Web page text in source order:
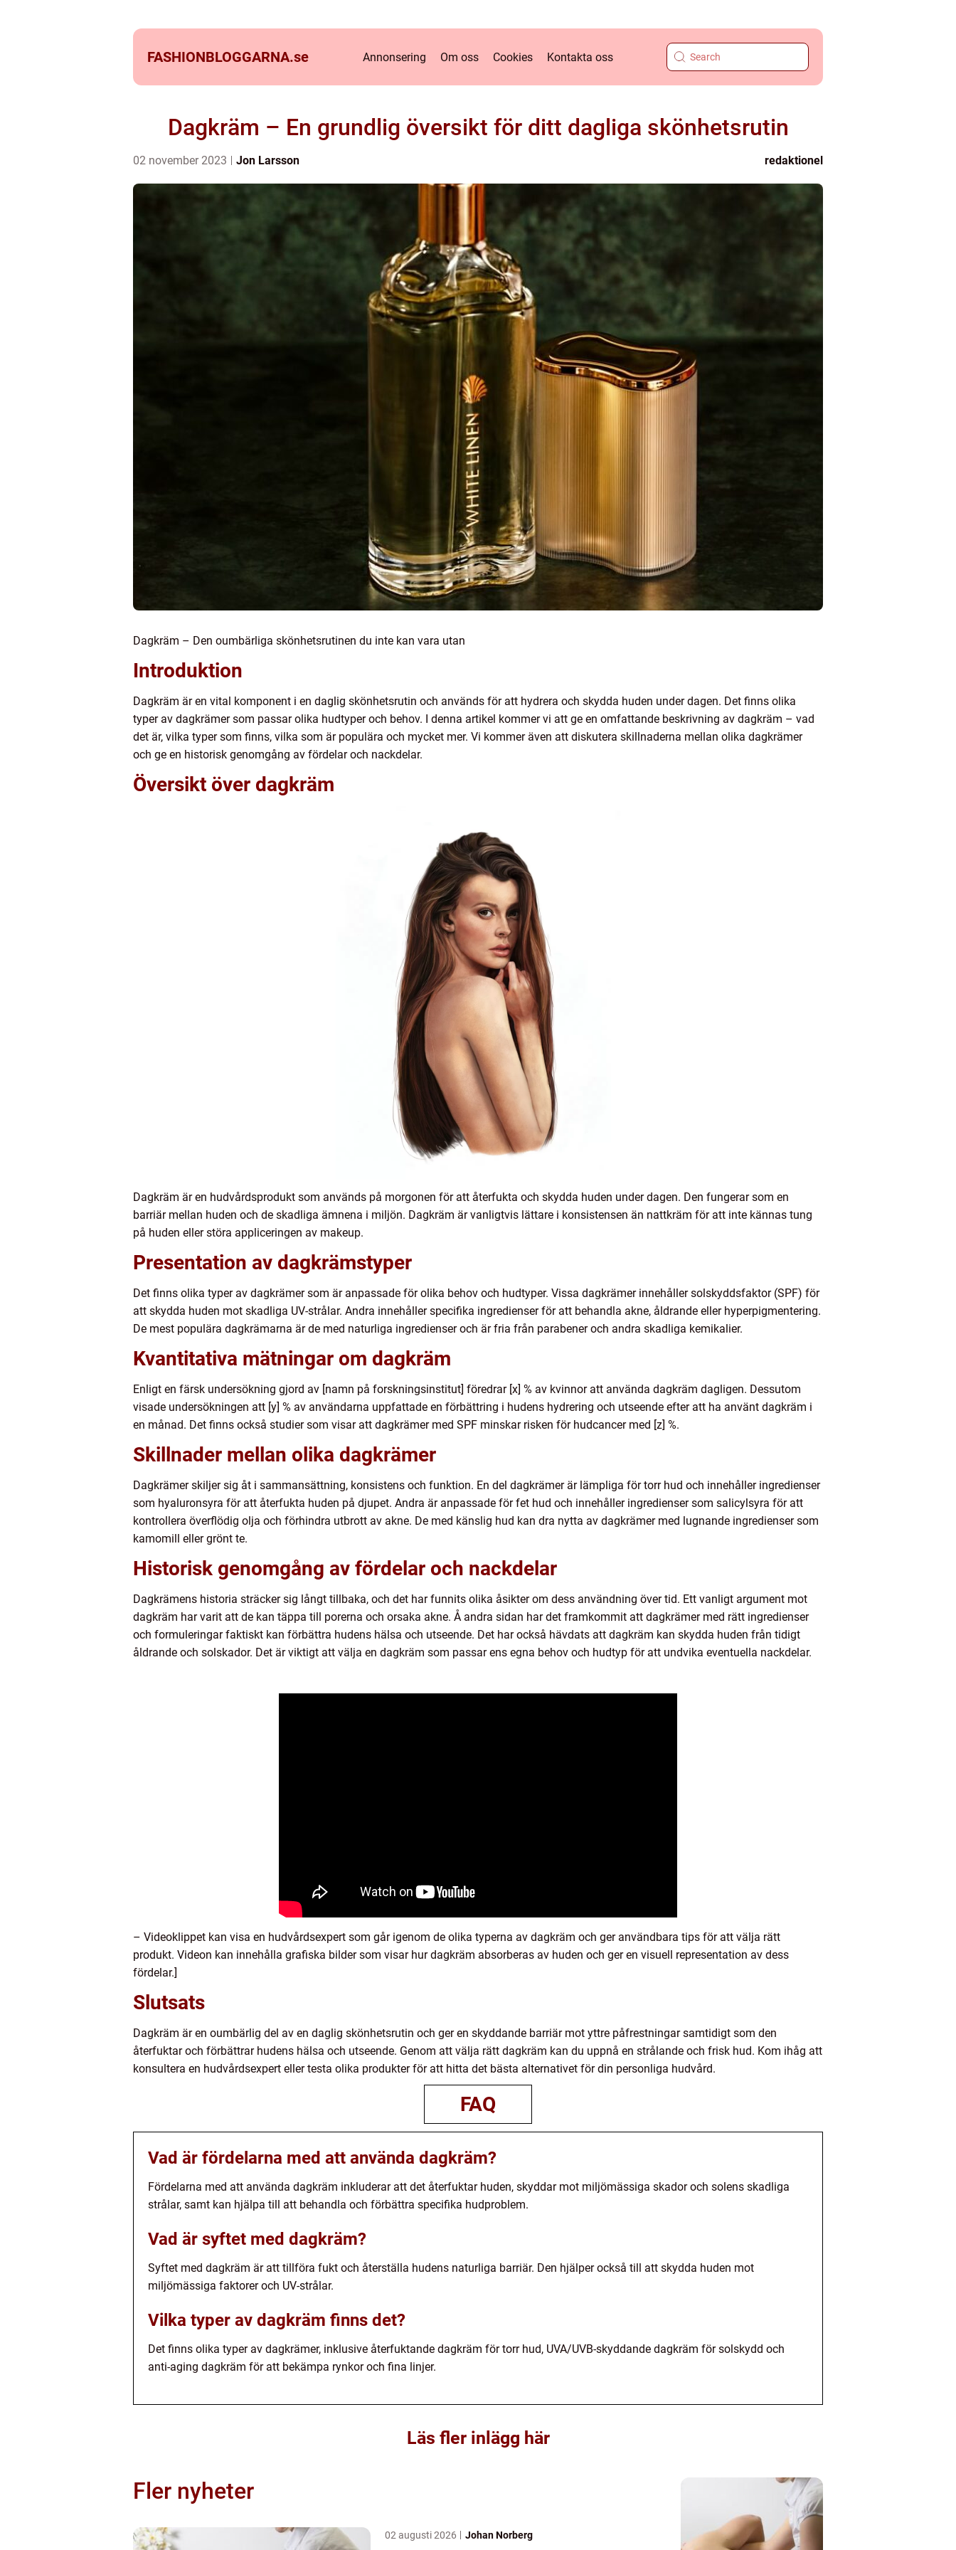
FASHIONBLOGGARNA.se Annonsering Om oss Cookies Kontakta oss
Dagkräm – En grundlig översikt för ditt dagliga skönhetsrutin
02 november 2023 Jon Larsson redaktionel
Dagkräm – Den oumbärliga skönhetsrutinen du inte kan vara utan
Introduktion
Dagkräm är en vital komponent i en daglig skönhetsrutin och används för att hydrera och skydda huden under dagen. Det finns olika
typer av dagkrämer som passar olika hudtyper och behov. I denna artikel kommer vi att ge en omfattande beskrivning av dagkräm – vad
det är, vilka typer som finns, vilka som är populära och mycket mer. Vi kommer även att diskutera skillnaderna mellan olika dagkrämer
och ge en historisk genomgång av fördelar och nackdelar.
Översikt över dagkräm
Dagkräm är en hudvårdsprodukt som används på morgonen för att återfukta och skydda huden under dagen. Den fungerar som en
barriär mellan huden och de skadliga ämnena i miljön. Dagkräm är vanligtvis lättare i konsistensen än nattkräm för att inte kännas tung
på huden eller störa appliceringen av makeup.
Presentation av dagkrämstyper
Det finns olika typer av dagkrämer som är anpassade för olika behov och hudtyper. Vissa dagkrämer innehåller solskyddsfaktor (SPF) för
att skydda huden mot skadliga UV-strålar. Andra innehåller specifika ingredienser för att behandla akne, åldrande eller hyperpigmentering.
De mest populära dagkrämarna är de med naturliga ingredienser och är fria från parabener och andra skadliga kemikalier.
Kvantitativa mätningar om dagkräm
Enligt en färsk undersökning gjord av [namn på forskningsinstitut] föredrar [x] % av kvinnor att använda dagkräm dagligen. Dessutom
visade undersökningen att [y] % av användarna uppfattade en förbättring i hudens hydrering och utseende efter att ha använt dagkräm i
en månad. Det finns också studier som visar att dagkrämer med SPF minskar risken för hudcancer med [z] %.
Skillnader mellan olika dagkrämer
Dagkrämer skiljer sig åt i sammansättning, konsistens och funktion. En del dagkrämer är lämpliga för torr hud och innehåller ingredienser
som hyaluronsyra för att återfukta huden på djupet. Andra är anpassade för fet hud och innehåller ingredienser som salicylsyra för att
kontrollera överflödig olja och förhindra utbrott av akne. De med känslig hud kan dra nytta av dagkrämer med lugnande ingredienser som
kamomill eller grönt te.
Historisk genomgång av fördelar och nackdelar
Dagkrämens historia sträcker sig långt tillbaka, och det har funnits olika åsikter om dess användning över tid. Ett vanligt argument mot
dagkräm har varit att de kan täppa till porerna och orsaka akne. Å andra sidan har det framkommit att dagkrämer med rätt ingredienser
och formuleringar faktiskt kan förbättra hudens hälsa och utseende. Det har också hävdats att dagkräm kan skydda huden från tidigt
åldrande och solskador. Det är viktigt att välja en dagkräm som passar ens egna behov och hudtyp för att undvika eventuella nackdelar.
– Videoklippet kan visa en hudvårdsexpert som går igenom de olika typerna av dagkräm och ger användbara tips för att välja rätt
produkt. Videon kan innehålla grafiska bilder som visar hur dagkräm absorberas av huden och ger en visuell representation av dess
fördelar.]
Slutsats
Dagkräm är en oumbärlig del av en daglig skönhetsrutin och ger en skyddande barriär mot yttre påfrestningar samtidigt som den
återfuktar och förbättrar hudens hälsa och utseende. Genom att välja rätt dagkräm kan du uppnå en strålande och frisk hud. Kom ihåg att
konsultera en hudvårdsexpert eller testa olika produkter för att hitta det bästa alternativet för din personliga hudvård.
FAQ
Vad är fördelarna med att använda dagkräm?
Fördelarna med att använda dagkräm inkluderar att det återfuktar huden, skyddar mot miljömässiga skador och solens skadliga
strålar, samt kan hjälpa till att behandla och förbättra specifika hudproblem.
Vad är syftet med dagkräm?
Syftet med dagkräm är att tillföra fukt och återställa hudens naturliga barriär. Den hjälper också till att skydda huden mot
miljömässiga faktorer och UV-strålar.
Vilka typer av dagkräm finns det?
Det finns olika typer av dagkrämer, inklusive återfuktande dagkräm för torr hud, UVA/UVB-skyddande dagkräm för solskydd och
anti-aging dagkräm för att bekämpa rynkor och fina linjer.
Läs fler inlägg här
Fler nyheter
02 augusti 2026 Johan Norberg